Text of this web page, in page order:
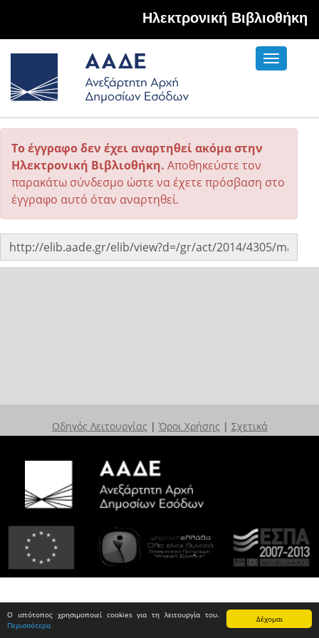
Δέχομαι
Ο ιστότοπος χρησιμοποιεί cookies για τη λειτουργία του.
Περισσότερα
Hλεκτρονική Βιβλιοθήκη
Toggle
Το έγγραφο δεν έχει αναρτηθεί ακόμα στην
Ηλεκτρονική Βιβλιοθήκη. Αποθηκεύστε τον
παρακάτω σύνδεσμο ώστε να έχετε πρόσβαση στο
έγγραφο αυτό όταν αναρτηθεί.
Οδηγός Λειτουργίας | Όροι Χρήσης | Σχετικά